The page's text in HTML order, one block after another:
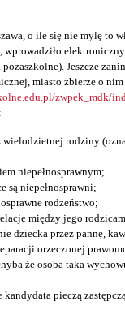
o ile się nie mylę to
wprowadziło
Jeszcze
miasto zbierze o
zwpek_mdk/
rodziny
niepełnosprawnym;
są niepełnosprawni;
rodzeństwo;
między jego
dziecka przez pannę,
orzeczonej
że osoba taka
pieczą